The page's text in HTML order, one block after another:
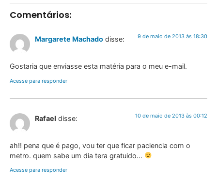
Comentários:
Margarete Machado disse: 9 de maio de 2013 às 18:30
Gostaria que enviasse esta matéria para o meu e-mail.
Acesse para responder
Rafael disse: 10 de maio de 2013 às 00:12
ah!! pena que é pago, vou ter que ficar paciencia com o
metro. quem sabe um dia tera gratuido…
Acesse para responder